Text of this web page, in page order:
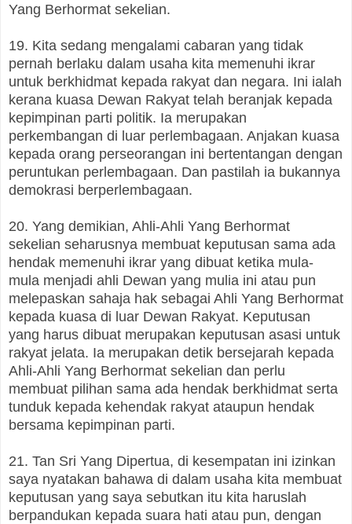
Yang Berhormat sekelian.
19. Kita sedang mengalami cabaran yang tidak
pernah berlaku dalam usaha kita memenuhi ikrar
untuk berkhidmat kepada rakyat dan negara. Ini ialah
kerana kuasa Dewan Rakyat telah beranjak kepada
kepimpinan parti politik. Ia merupakan
perkembangan di luar perlembagaan. Anjakan kuasa
kepada orang perseorangan ini bertentangan dengan
peruntukan perlembagaan. Dan pastilah ia bukannya
demokrasi berperlembagaan.
20. Yang demikian, Ahli-Ahli Yang Berhormat
sekelian seharusnya membuat keputusan sama ada
hendak memenuhi ikrar yang dibuat ketika mula-
mula menjadi ahli Dewan yang mulia ini atau pun
melepaskan sahaja hak sebagai Ahli Yang Berhormat
kepada kuasa di luar Dewan Rakyat. Keputusan
yang harus dibuat merupakan keputusan asasi untuk
rakyat jelata. Ia merupakan detik bersejarah kepada
Ahli-Ahli Yang Berhormat sekelian dan perlu
membuat pilihan sama ada hendak berkhidmat serta
tunduk kepada kehendak rakyat ataupun hendak
bersama kepimpinan parti.
21. Tan Sri Yang Dipertua, di kesempatan ini izinkan
saya nyatakan bahawa di dalam usaha kita membuat
keputusan yang saya sebutkan itu kita haruslah
berpandukan kepada suara hati atau pun, dengan